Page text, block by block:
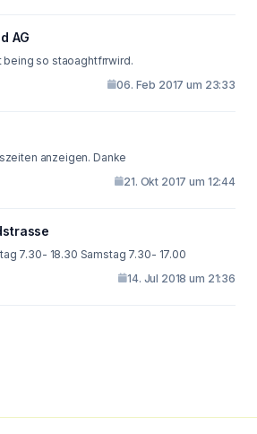
AG
being so staoaghtfrrwird.
06. Feb 2017 um 23:33
anzeigen. Danke
21. Okt 2017 um 12:44
7.30- 18.30 Samstag 7.30- 17.00
14. Jul 2018 um 21:36